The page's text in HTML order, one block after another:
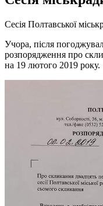
Сесія Полтавської
Учора, після
розпорядження про
на 19 лютого 2019 року.